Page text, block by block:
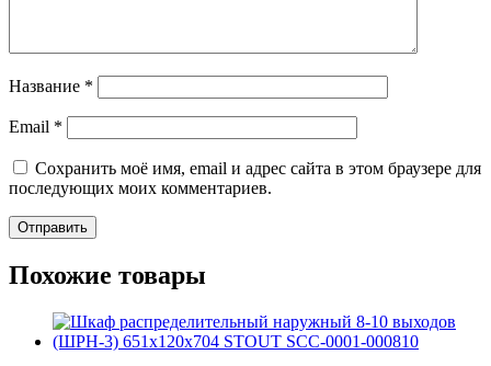
Название *
Email *
Сохранить моё имя, email и адрес сайта в этом браузере для
последующих моих комментариев.
Похожие товары